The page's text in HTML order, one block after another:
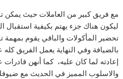
مع فريق كبير من العاملات حيث
ليكون هناك جزء يهتم بكيفية استقبال
تحضير المأكولات والباقي يقوم بمهمة
بالضيافة وفي النهاية يعمل الفريق
إعادته لما كان عليه، كما أنهن قادرات
والاسلوب المميز في الحديث مع